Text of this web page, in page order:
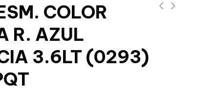
COLOR
R. AZUL
3.6LT (0293)